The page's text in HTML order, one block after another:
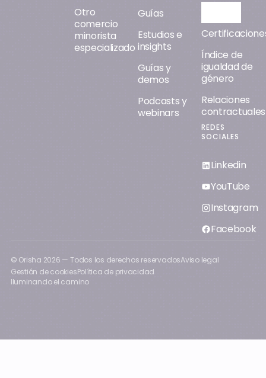
Otro
comercio
minorista
especializado
Guías
Estudios e
insights
Guías y
demos
Podcasts y
webinars
Índice de
igualdad de
género
Relaciones
contractuales
REDES
SOCIALES
Linkedin
YouTube
Instagram
Facebook
© Orisha 2026 — Todos los derechos reservadosAviso legal
Gestión de cookiesPolítica de privacidad
Iluminando el camino